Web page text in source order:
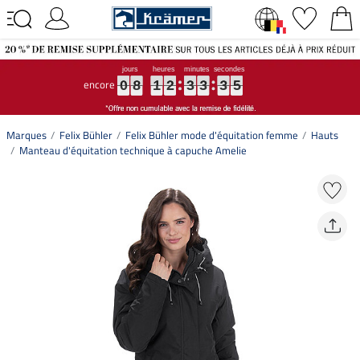
encore 0
0
0
0 8
8
8
8 1
1
1
1 2
2
2
2 3
3
3
3 3
3
3
3 3
3
3
3 4
5
4
5
Marques Felix Bühler Felix Bühler mode d'équitation femme
Hauts
Manteau d'équitation technique à capuche Amelie